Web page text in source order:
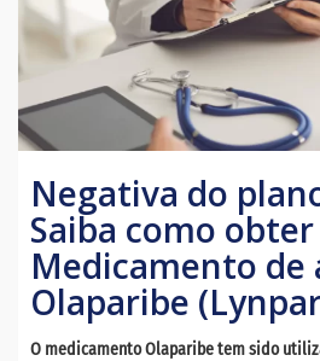
Negativa do
Saiba como
Medicamento de
Olaparibe
O medicamento Olaparibe tem sido